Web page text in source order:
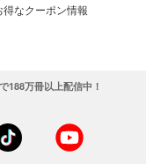
なクーポン情報
188万冊以上配信中！